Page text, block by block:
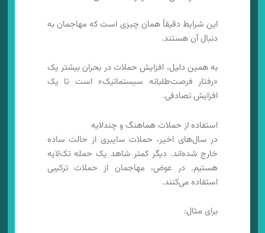
این شرایط دقیقاً همان چیزی است که مهاجمان به
دنبال آن هستند.
به همین دلیل، افزایش حملات در بحران بیشتر یک
«رفتار فرصت‌طلبانه سیستماتیک» است تا یک
افزایش تصادفی.
استفاده از حملات هماهنگ و چندلایه
در سال‌های اخیر، حملات سایبری از حالت ساده
خارج شده‌اند. دیگر کمتر شاهد یک حمله تک‌لایه
هستیم. در عوض، مهاجمان از حملات ترکیبی
استفاده می‌کنند.
برای مثال: